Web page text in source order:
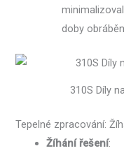
doby
310S Díly
Tepelné zpracování:
Žíhání řešení: